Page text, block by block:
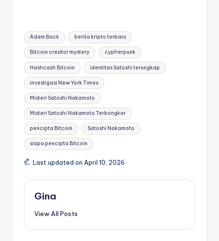
Tags:
Adam Back berita kripto terbaru
Bitcoin creator mystery cypherpunk
Hashcash Bitcoin identitas Satoshi terungkap
investigasi New York Times
Misteri Satoshi Nakamoto
Misteri Satoshi Nakamoto Terbongkar
pencipta Bitcoin Satoshi Nakamoto
siapa pencipta Bitcoin
Last updated on April 10, 2026
Gina
View All Posts